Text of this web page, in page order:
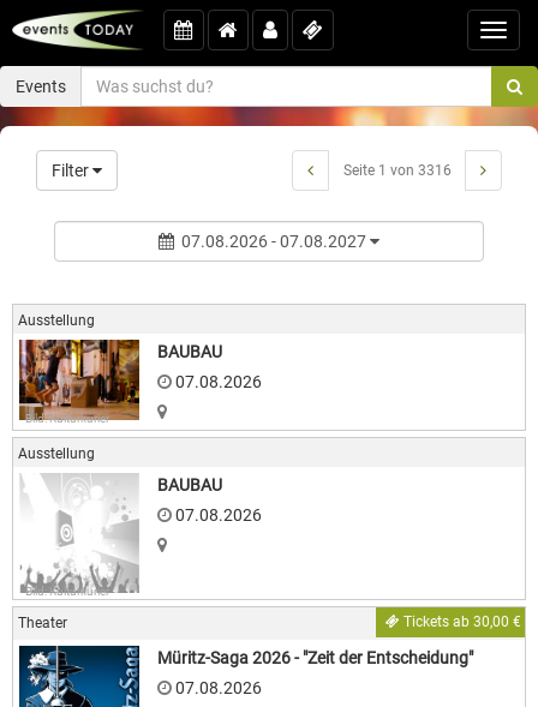
Events
Filter Seite 1 von 3316
07.08.2026 - 07.08.2027
Ausstellung
Bild: Kulturkurier
BAUBAU
07.08.2026
Ausstellung
Bild: Kulturkurier
BAUBAU
07.08.2026
Theater Tickets ab 30,00 €
Müritz-Saga 2026 - "Zeit der Entscheidung"
07.08.2026